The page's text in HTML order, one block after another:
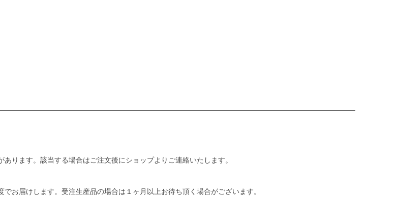
ります。該当する場合はご注文後にショップよりご連絡いたします。
お届けします。受注生産品の場合は１ヶ月以上お待ち頂く場合がございます。